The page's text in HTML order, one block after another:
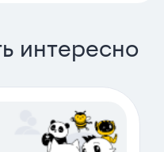
интересно